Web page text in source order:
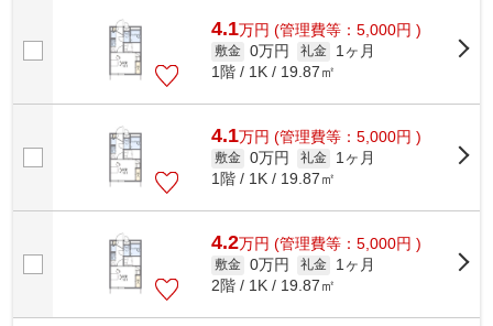
4.1万円 (管理費等：5,000円 )
敷金 0万円 礼金
1ヶ月
1階 / 1K / 19.87㎡
4.1万円 (管理費等：5,000円 )
敷金 0万円 礼金
1ヶ月
1階 / 1K / 19.87㎡
4.2万円 (管理費等：5,000円 )
敷金 0万円 礼金
1ヶ月
2階 / 1K / 19.87㎡